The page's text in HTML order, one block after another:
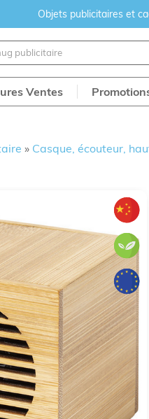
Objets publicitaires et
Ventes
» Casque, écouteur,